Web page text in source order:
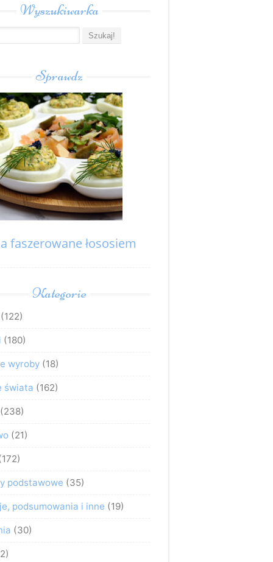
Wyszukiwarka
Sprawdz
faszerowane łososiem
Kategorie
(180)
wyroby (18)
świata (162)
(21)
podstawowe (35)
podsumowania i inne (19)
(30)